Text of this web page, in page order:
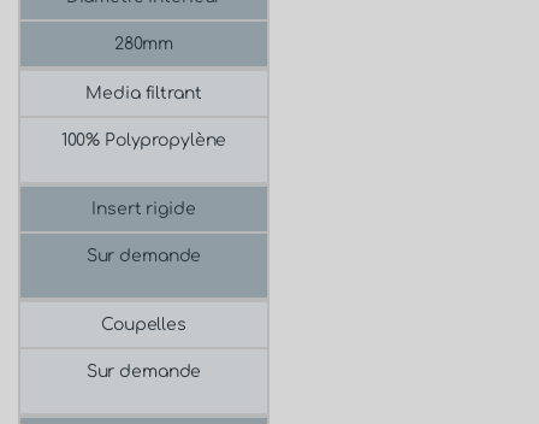
280mm
Media filtrant
100% Polypropylène
Insert rigide
Sur demande
Coupelles
Sur demande